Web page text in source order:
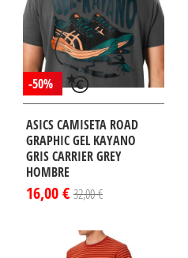
-50%
ASICS CAMISETA ROAD
GRAPHIC GEL KAYANO
GRIS CARRIER GREY
HOMBRE
16,00 € 32,00 €